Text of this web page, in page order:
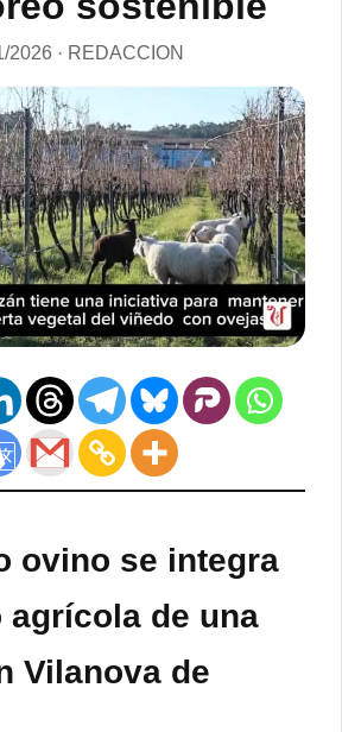
2026 · REDACCION
ovino se integra
agrícola de una
Vilanova de